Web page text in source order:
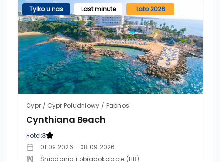
Tylko u nas Last minute Lato 2026
Cypr / Cypr Południowy / Paphos
Cynthiana Beach
Hotel:3
01.09.2026 - 08.09.2026
Śniadania i obiadokolacje (HB)